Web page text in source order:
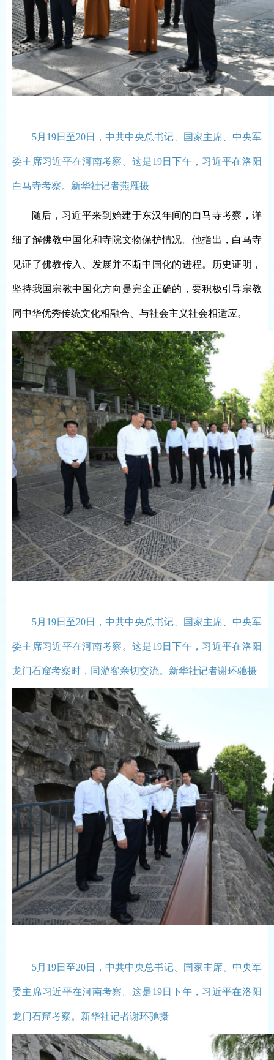
5月19日至20日，中共中央总书记、国家主席、中央军
委主席习近平在河南考察。这是19日下午，习近平在洛阳
白马寺考察。新华社记者燕雁摄
随后，习近平来到始建于东汉年间的白马寺考察，详
细了解佛教中国化和寺院文物保护情况。他指出，白马寺
见证了佛教传入、发展并不断中国化的进程。历史证明，
坚持我国宗教中国化方向是完全正确的，要积极引导宗教
同中华优秀传统文化相融合、与社会主义社会相适应。
5月19日至20日，中共中央总书记、国家主席、中央军
委主席习近平在河南考察。这是19日下午，习近平在洛阳
龙门石窟考察时，同游客亲切交流。新华社记者谢环驰摄
5月19日至20日，中共中央总书记、国家主席、中央军
委主席习近平在河南考察。这是19日下午，习近平在洛阳
龙门石窟考察。新华社记者谢环驰摄